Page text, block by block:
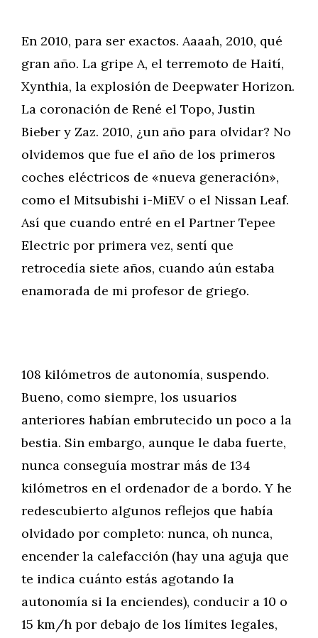
En 2010, para ser exactos. Aaaah, 2010, qué
gran año. La gripe A, el terremoto de Haití,
Xynthia, la explosión de Deepwater Horizon.
La coronación de René el Topo, Justin
Bieber y Zaz. 2010, ¿un año para olvidar? No
olvidemos que fue el año de los primeros
coches eléctricos de «nueva generación»,
como el Mitsubishi i-MiEV o el Nissan Leaf.
Así que cuando entré en el Partner Tepee
Electric por primera vez, sentí que
retrocedía siete años, cuando aún estaba
enamorada de mi profesor de griego.
108 kilómetros de autonomía, suspendo.
Bueno, como siempre, los usuarios
anteriores habían embrutecido un poco a la
bestia. Sin embargo, aunque le daba fuerte,
nunca conseguía mostrar más de 134
kilómetros en el ordenador de a bordo. Y he
redescubierto algunos reflejos que había
olvidado por completo: nunca, oh nunca,
encender la calefacción (hay una aguja que
te indica cuánto estás agotando la
autonomía si la enciendes), conducir a 10 o
15 km/h por debajo de los límites legales,